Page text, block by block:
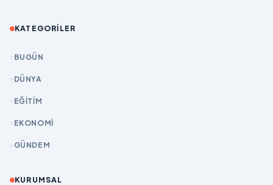
KATEGORILER
BUGÜN
DÜNYA
EĞİTİM
EKONOMİ
GÜNDEM
KURUMSAL